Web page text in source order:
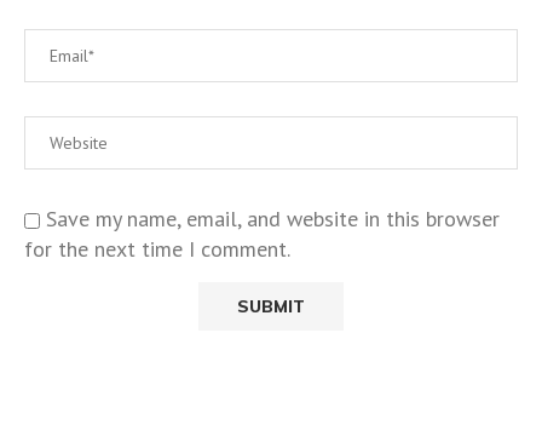
Save my name, email, and website in this browser
for the next time I comment.